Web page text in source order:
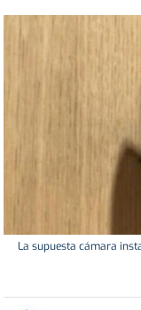
La supuesta cámara